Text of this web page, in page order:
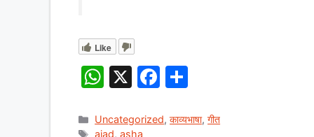
Like
W
at
X
F
c ar
Categories
Uncategorized,काव्यभाषा,गीत
Tags
ajad,asha